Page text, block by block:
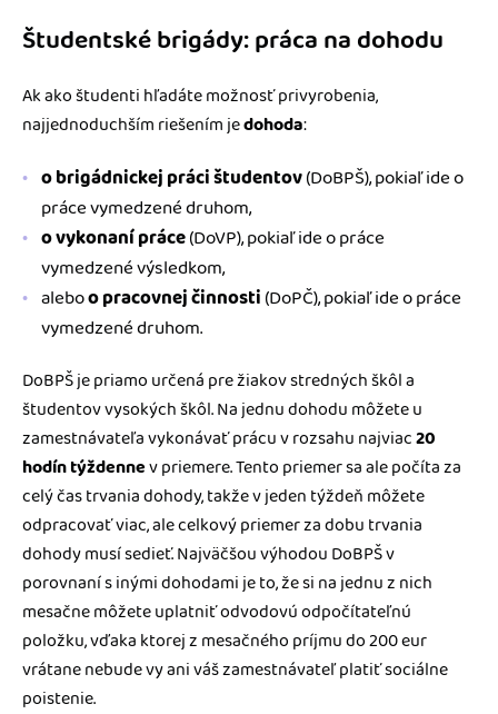
Študentské brigády: práca na dohodu
Ak ako študenti hľadáte možnosť privyrobenia,
najjednoduchším riešením jedohoda:
o brigádnickej práci študentov(DoBPŠ), pokiaľ ide o
práce vymedzené druhom,
o vykonaní práce(DoVP), pokiaľ ide o práce
vymedzené výsledkom,
aleboo pracovnej činnosti(DoPČ), pokiaľ ide o práce
vymedzené druhom.
DoBPŠ je priamo určená pre žiakov stredných škôl a
študentov vysokých škôl. Na jednu dohodu môžete u
zamestnávateľa vykonávať prácu v rozsahu najviac20
hodín týždennev priemere. Tento priemer sa ale počíta za
celý čas trvania dohody, takže v jeden týždeň môžete
odpracovať viac, ale celkový priemer za dobu trvania
dohody musí sedieť. Najväčšou výhodou DoBPŠ v
porovnaní s inými dohodami je to, že si na jednu z nich
mesačne môžete uplatniť odvodovú odpočítateľnú
položku, vďaka ktorej z mesačného príjmu do 200 eur
vrátane nebude vy ani váš zamestnávateľ platiť sociálne
poistenie.